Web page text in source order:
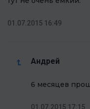
01.07.2015 16:49
Андрей
6 месяцев
01.07.2015 17:15